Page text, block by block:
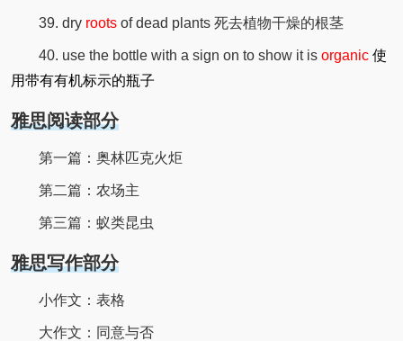
39. dry rootsof dead plants 死去植物干燥的根茎
40. use the bottle with a sign on to show it is organic 使
用带有有机标示的瓶子
雅思阅读部分
第一篇：奥林匹克火炬
第二篇：农场主
第三篇：蚁类昆虫
雅思写作部分
小作文：表格
大作文：同意与否